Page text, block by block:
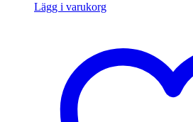
Lägg i varukorg